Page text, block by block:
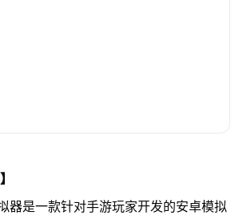
器是一款针对手游玩家开发的安卓模拟